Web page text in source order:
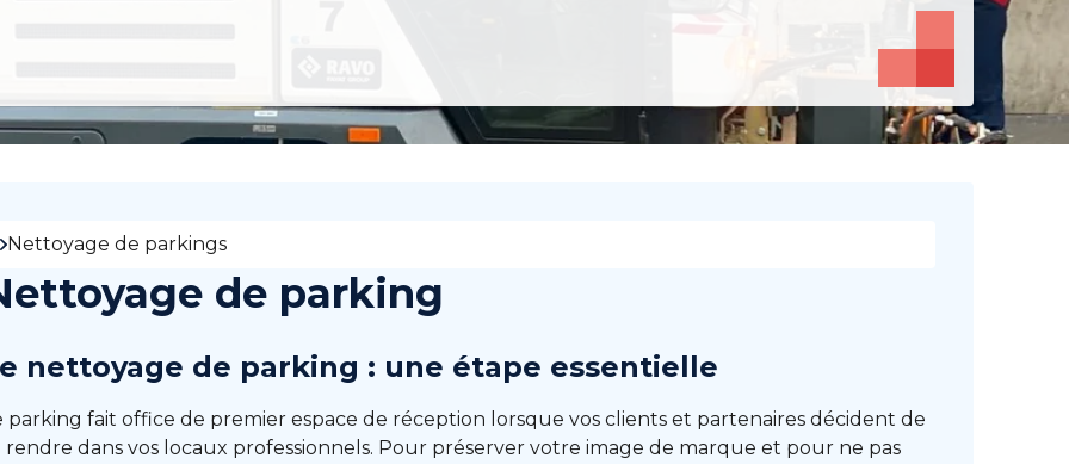
Nettoyage de parkings
de parking
nettoyage de parking : une étape essentielle
parking fait office de premier espace de réception lorsque vos clients et partenaires décident de
rendre dans vos locaux professionnels. Pour préserver votre image de marque et pour ne pas